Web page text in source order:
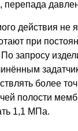
перепада
действия не
при
запросу
более
полости
1,1 МПа.